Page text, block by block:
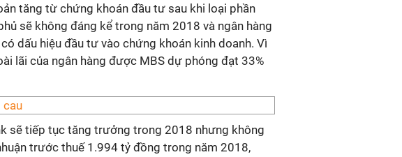
tăng từ chứng khoán đầu tư sau khi loại phần
sẽ không đáng kể trong năm 2018 và ngân hàng
dấu hiệu đầu tư vào chứng khoán kinh doanh. Vì
lãi của ngân hàng được MBS dự phóng đạt 33%
sẽ tiếp tục tăng trưởng trong 2018 nhưng không
trước thuế 1.994 tỷ đồng trong năm 2018,